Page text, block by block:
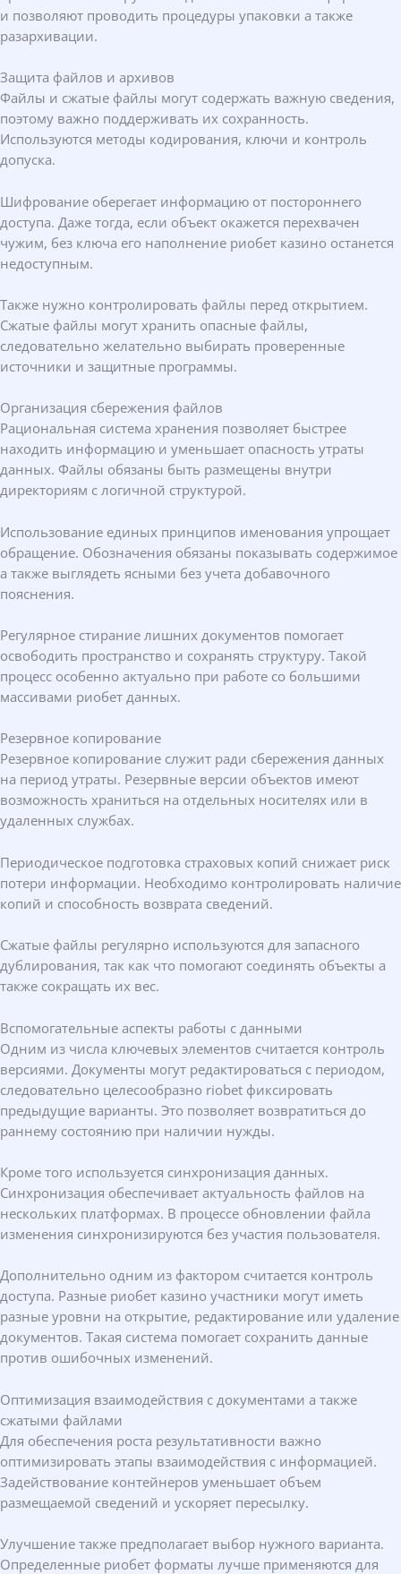
и позволяют проводить процедуры упаковки а также
разархивации.
Защита файлов и архивов
Файлы и сжатые файлы могут содержать важную сведения,
поэтому важно поддерживать их сохранность.
Используются методы кодирования, ключи и контроль
допуска.
Шифрование оберегает информацию от постороннего
доступа. Даже тогда, если объект окажется перехвачен
чужим, без ключа его наполнение риобет казино останется
недоступным.
Также нужно контролировать файлы перед открытием.
Сжатые файлы могут хранить опасные файлы,
следовательно желательно выбирать проверенные
источники и защитные программы.
Организация сбережения файлов
Рациональная система хранения позволяет быстрее
находить информацию и уменьшает опасность утраты
данных. Файлы обязаны быть размещены внутри
директориям с логичной структурой.
Использование единых принципов именования упрощает
обращение. Обозначения обязаны показывать содержимое
а также выглядеть ясными без учета добавочного
пояснения.
Регулярное стирание лишних документов помогает
освободить пространство и сохранять структуру. Такой
процесс особенно актуально при работе со большими
массивами риобет данных.
Резервное копирование
Резервное копирование служит ради сбережения данных
на период утраты. Резервные версии объектов имеют
возможность храниться на отдельных носителях или в
удаленных службах.
Периодическое подготовка страховых копий снижает риск
потери информации. Необходимо контролировать наличие
копий и способность возврата сведений.
Сжатые файлы регулярно используются для запасного
дублирования, так как что помогают соединять объекты а
также сокращать их вес.
Вспомогательные аспекты работы с данными
Одним из числа ключевых элементов считается контроль
версиями. Документы могут редактироваться с периодом,
следовательно целесообразно riobet фиксировать
предыдущие варианты. Это позволяет возвратиться до
раннему состоянию при наличии нужды.
Кроме того используется синхронизация данных.
Синхронизация обеспечивает актуальность файлов на
нескольких платформах. В процессе обновлении файла
изменения синхронизируются без участия пользователя.
Дополнительно одним из фактором считается контроль
доступа. Разные риобет казино участники могут иметь
разные уровни на открытие, редактирование или удаление
документов. Такая система помогает сохранить данные
против ошибочных изменений.
Оптимизация взаимодействия с документами а также
сжатыми файлами
Для обеспечения роста результативности важно
оптимизировать этапы взаимодействия с информацией.
Задействование контейнеров уменьшает объем
размещаемой сведений и ускоряет пересылку.
Улучшение также предполагает выбор нужного варианта.
Определенные риобет форматы лучше применяются для